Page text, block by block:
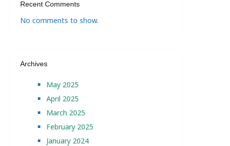
Recent Comments
No comments to show.
Archives
May 2025
April 2025
March 2025
February 2025
January 2024